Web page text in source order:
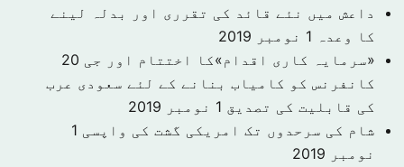
داعش میں نئے قائد کی تقرری اور بدلہ لینے
کا وعدہ 1 نومبر 2019
«سرمایہ کاری اقدام»کا اختتام اور جی 20
کانفرنس کو کامیاب بنانے کے لئے سعودی عرب
کی قابلیت کی تصدیق 1 نومبر 2019
شام کی سرحدوں تک امریکی گشت کی واپسی 1
نومبر 2019